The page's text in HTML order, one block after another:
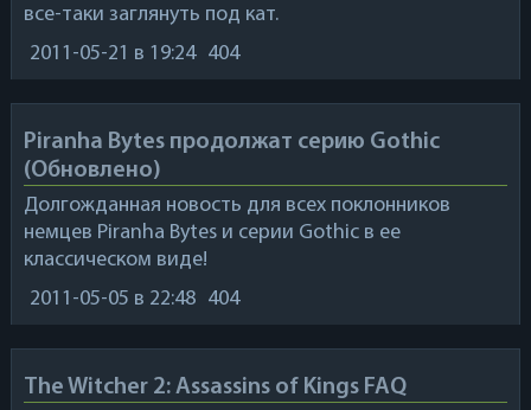
все-таки заглянуть под кат.
2011-05-21 в 19:24 404
Piranha Bytes продолжат серию Gothic
(Обновлено)
Долгожданная новость для всех поклонников
немцев Piranha Bytesи серии Gothicв ее
классическом виде!
2011-05-05 в 22:48 404
The Witcher 2: Assassins of Kings FAQ